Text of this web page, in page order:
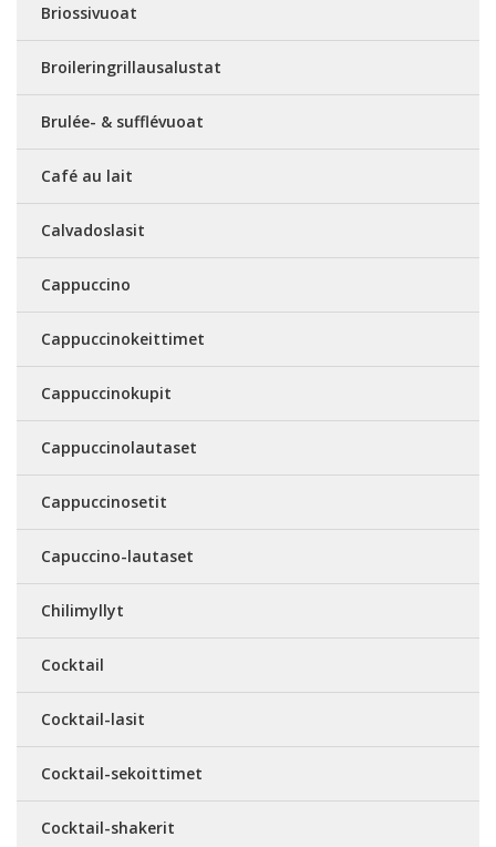
Briossivuoat
Broileringrillausalustat
Brulée- & sufflévuoat
Café au lait
Calvadoslasit
Cappuccino
Cappuccinokeittimet
Cappuccinokupit
Cappuccinolautaset
Cappuccinosetit
Capuccino-lautaset
Chilimyllyt
Cocktail
Cocktail-lasit
Cocktail-sekoittimet
Cocktail-shakerit